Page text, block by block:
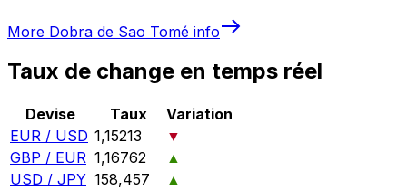
More Dobra de Sao Tomé info
Taux de change en temps réel
Devise Taux
Variation
EUR / USD 1,15213
▼
GBP / EUR 1,16762
▲
USD / JPY 158,457
▲